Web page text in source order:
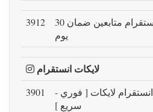
3912
انستقرام متابعين ضمان 30
يوم
لايكات انستقرام
3901
انستقرام لايكات [ فوري -
سريع ]